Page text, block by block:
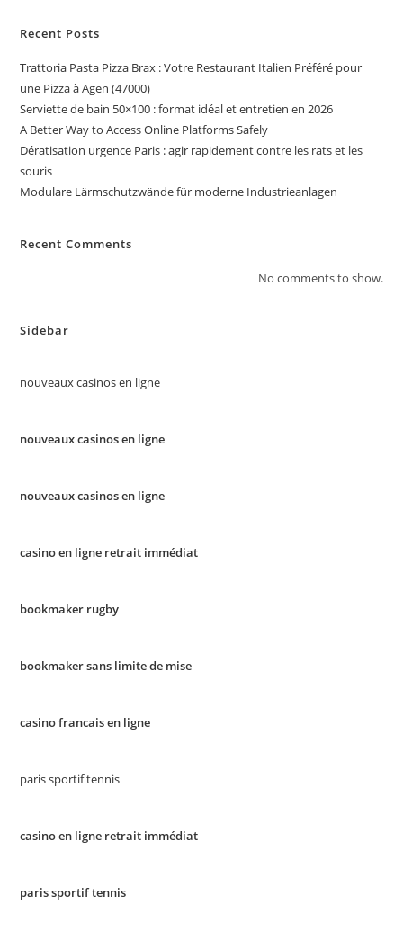
Recent Posts
Trattoria Pasta Pizza Brax : Votre Restaurant Italien Préféré pour
une Pizza à Agen (47000)
Serviette de bain 50×100 : format idéal et entretien en 2026
A Better Way to Access Online Platforms Safely
Dératisation urgence Paris : agir rapidement contre les rats et les
souris
Modulare Lärmschutzwände für moderne Industrieanlagen
Recent Comments
No comments to show.
Sidebar
nouveaux casinos en ligne
nouveaux casinos en ligne
nouveaux casinos en ligne
casino en ligne retrait immédiat
bookmaker rugby
bookmaker sans limite de mise
casino francais en ligne
paris sportif tennis
casino en ligne retrait immédiat
paris sportif tennis